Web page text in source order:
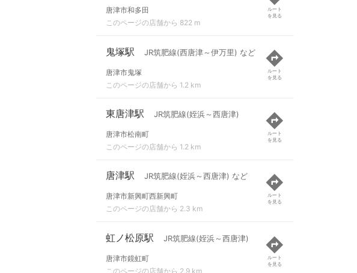
唐津市和多田
このページの店舗から 822 m
ルート
を見る
鬼塚駅 JR筑肥線(西唐津～伊万里) など
唐津市鬼塚
このページの店舗から 1.2 km
ルート
を見る
東唐津駅 JR筑肥線(姪浜～西唐津)
唐津市松南町
このページの店舗から 1.2 km
ルート
を見る
唐津駅 JR筑肥線(姪浜～西唐津) など
唐津市新興町西新興町
このページの店舗から 2.3 km
ルート
を見る
虹ノ松原駅 JR筑肥線(姪浜～西唐津)
唐津市鏡虹町
このページの店舗から 2.9 km
ルート
を見る